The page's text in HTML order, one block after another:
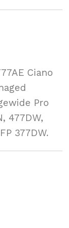
Ciano
Pro
477DW,
377DW.